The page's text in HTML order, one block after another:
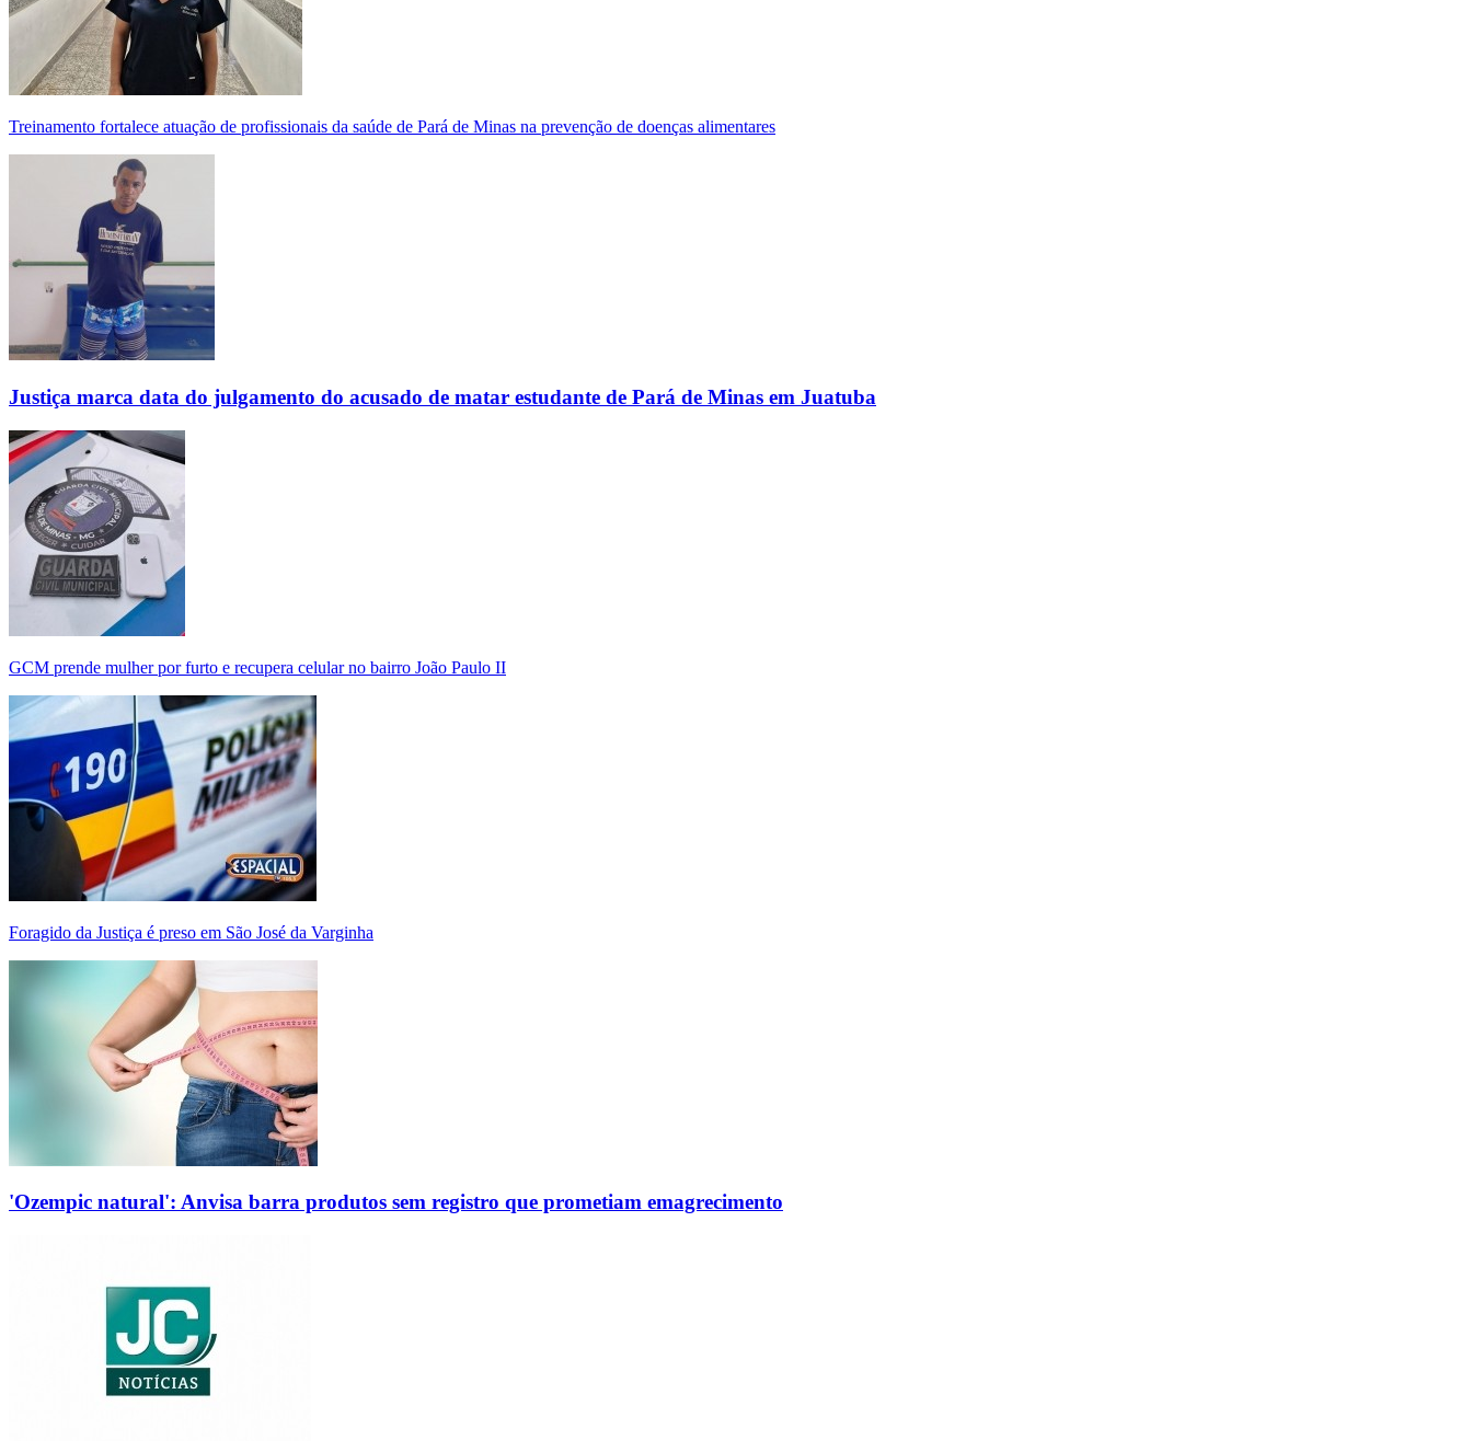
Treinamento fortalece atuação de profissionais da saúde de Pará de Minas na prevenção de doenças alimentares
Justiça marca data do julgamento do acusado de matar estudante de Pará de Minas em Juatuba
GCM prende mulher por furto e recupera celular no bairro João Paulo II
Foragido da Justiça é preso em São José da Varginha
'Ozempic natural': Anvisa barra produtos sem registro que prometiam emagrecimento